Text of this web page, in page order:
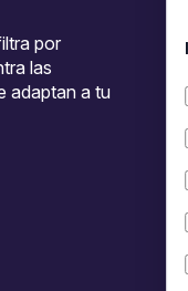
por
las
adaptan a tu